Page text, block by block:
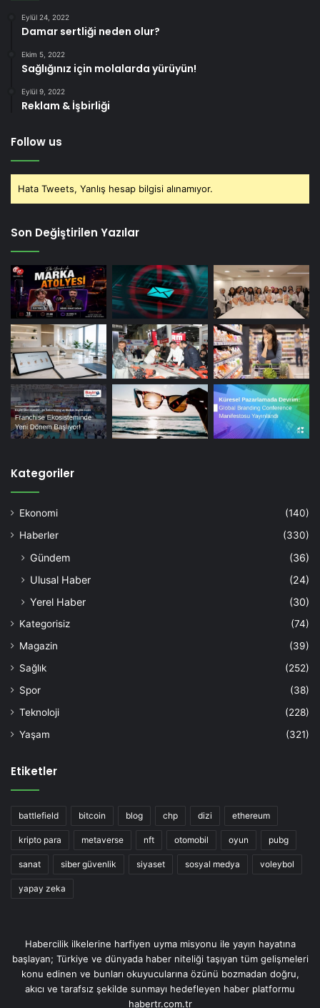
Eylül 24, 2022
Damar sertliği neden olur?
Ekim 5, 2022
Sağlığınız için molalarda yürüyün!
Eylül 9, 2022
Reklam & İşbirliği
Follow us
Hata Tweets, Yanlış hesap bilgisi alınamıyor.
Son Değiştirilen Yazılar
Kategoriler
Ekonomi
(140)
Haberler
(330)
Gündem
(36)
Ulusal Haber
(24)
Yerel Haber
(30)
Kategorisiz
(74)
Magazin
(39)
Sağlık
(252)
Spor
(38)
Teknoloji
(228)
Yaşam
(321)
Etiketler
battlefield bitcoin blog chp dizi ethereum
kripto para metaverse nft otomobil oyun pubg
sanat siber güvenlik siyaset sosyal medya voleybol
yapay zeka
Habercilik ilkelerine harfiyen uyma misyonu ile yayın hayatına
başlayan; Türkiye ve dünyada haber niteliği taşıyan tüm gelişmeleri
konu edinen ve bunları okuyucularına özünü bozmadan doğru,
akıcı ve tarafsız şekilde sunmayı hedefleyen haber platformu
habertr.com.tr